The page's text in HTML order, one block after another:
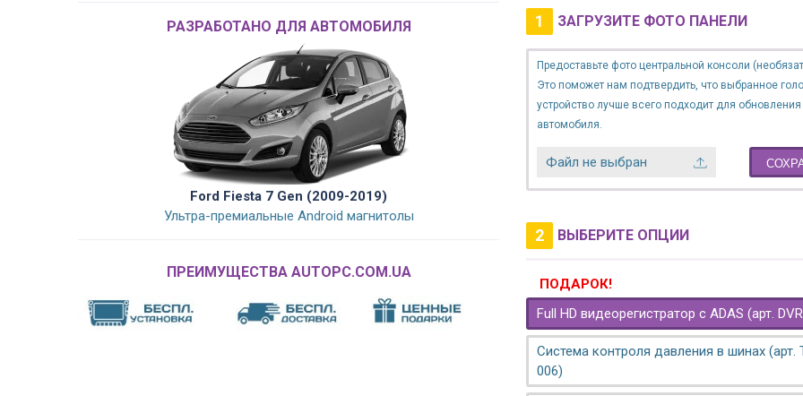
РАЗРАБОТАНО ДЛЯ АВТОМОБИЛЯ
Ford Fiesta 7 Gen (2009-2019)
Ультра-премиальные Android магнитолы
ПРЕИМУЩЕСТВА AUTOPC.COM.UA
1 ЗАГРУЗИТЕ ФОТО ПАНЕЛИ
Предоставьте фото центральной консоли
Это поможет нам подтвердить, что выбранное
устройство лучше всего подходит для
автомобиля.
Файл не выбран
2 ВЫБЕРИТЕ ОПЦИИ
ПОДАРОК!
Full HD видеорегистратор с ADAS (арт.
Система контроля давления в шинах (арт.
006)